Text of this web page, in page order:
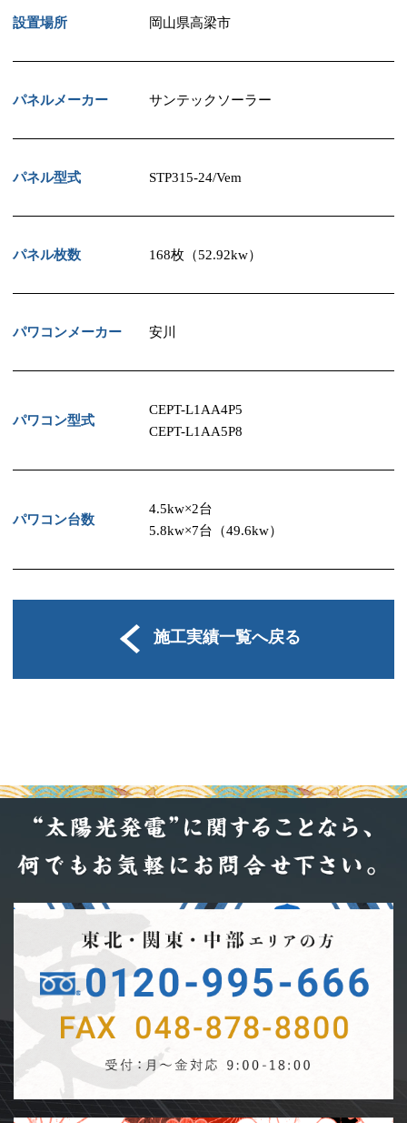
設置場所 岡山県高梁市
パネルメーカー サンテックソーラー
パネル型式 STP315-24/Vem
パネル枚数 168枚（52.92kw）
パワコンメーカー 安川
パワコン型式
CEPT-L1AA4P5
CEPT-L1AA5P8
パワコン台数
4.5kw×2台
5.8kw×7台（49.6kw）
施工実績一覧へ戻る